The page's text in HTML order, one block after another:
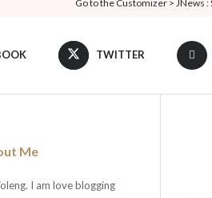
Go to the Customizer > JNews
TWITTER
Me
I am love blogging